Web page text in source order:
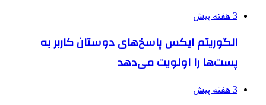
3 هفته پیش
الگوریتم ایکس پاسخ‌های دوستان کاربر به
پست‌ها را اولویت می‌دهد
3 هفته پیش